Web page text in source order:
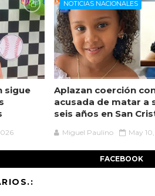
sigue
NOTICIAS NACIONALES
Aplazan coerción
acusada de matar a
seis años en San
Miguel Paulino May
FACEBOOK